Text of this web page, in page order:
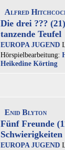
Alfred
Die drei ???
tanzende Teufel
EUROPA JUGEND
Hörspielbearbeitung:
Heikedine Körting
Enid Blyton
Fünf Freunde
Schwierigkeiten
EUROPA JUGEND